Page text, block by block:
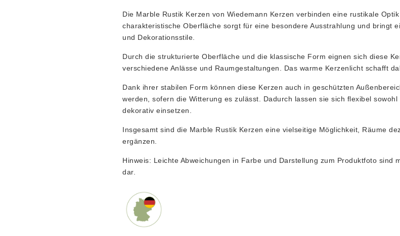
Die Marble Rustik Kerzen von Wiedemann Kerzen verbinden eine rustikale
charakteristische Oberfläche sorgt für eine besondere Ausstrahlung und bringt
und Dekorationsstile.
Durch die strukturierte Oberfläche und die klassische Form eignen sich diese
verschiedene Anlässe und Raumgestaltungen. Das warme Kerzenlicht schafft
Dank ihrer stabilen Form können diese Kerzen auch in geschützten
werden, sofern die Witterung es zulässt. Dadurch lassen sie sich flexibel
dekorativ einsetzen.
Insgesamt sind die Marble Rustik Kerzen eine vielseitige Möglichkeit, Räume
ergänzen.
Hinweis: Leichte Abweichungen in Farbe und Darstellung zum Produktfoto sind
dar.